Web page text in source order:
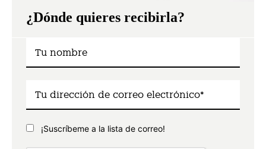
¿Dónde quieres recibirla?
¡Suscríbeme a la lista de correo!